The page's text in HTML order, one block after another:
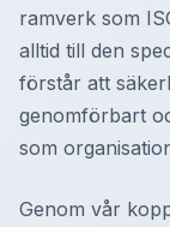
ramverk som
alltid till den
förstår att
genomförbart
som
Genom vår